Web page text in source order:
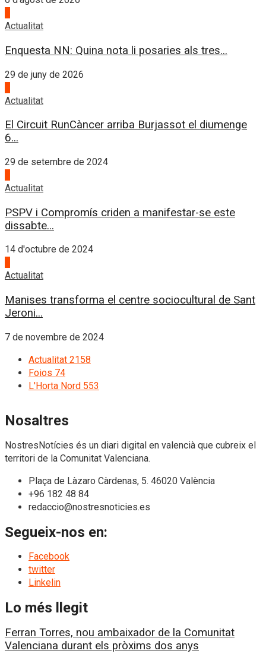
Actualitat
Enquesta NN: Quina nota li posaries als tres...
29 de juny de 2026
Actualitat
El Circuit RunCàncer arriba Burjassot el diumenge
6...
29 de setembre de 2024
Actualitat
PSPV i Compromís criden a manifestar-se este
dissabte...
14 d'octubre de 2024
Actualitat
Manises transforma el centre sociocultural de Sant
Jeroni...
7 de novembre de 2024
Actualitat 2158
Foios 74
L'Horta Nord 553
Nosaltres
NostresNotícies és un diari digital en valencià que cubreix el
territori de la Comunitat Valenciana.
Plaça de Làzaro Càrdenas, 5. 46020 València
+96 182 48 84
redaccio@nostresnoticies.es
Segueix-nos en:
Facebook
twitter
Linkelin
Lo més llegit
Ferran Torres, nou ambaixador de la Comunitat
Valenciana durant els pròxims dos anys